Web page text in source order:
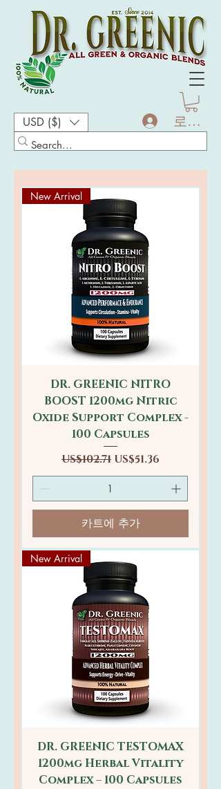
로그인
USD ($)
New Arrival
DR. GREENIC NITRO
BOOST 1200mg Nitric
Oxide Support Complex -
100 Capsules
일반가
US$102.71 할인가
US$51.36
카트에 추가
New Arrival
DR. GREENIC TESTOMAX
1200mg Herbal Vitality
Complex – 100 Capsules